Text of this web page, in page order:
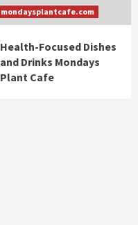
mondaysplantcafe.com
Health-Focused Dishes
and Drinks Mondays
Plant Cafe